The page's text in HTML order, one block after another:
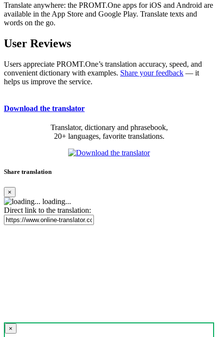
Translate anywhere: the PROMT.One apps for iOS and Android are
available in the App Store and Google Play. Translate texts and
words on the go.
User Reviews
Users appreciate PROMT.One’s translation accuracy, speed, and
convenient dictionary with examples. Share your feedback — it
helps us improve the service.
Download the translator
Translator, dictionary and phrasebook,
20+ languages, favorite translations.
Share translation
×
loading...
Direct link to the translation:
×